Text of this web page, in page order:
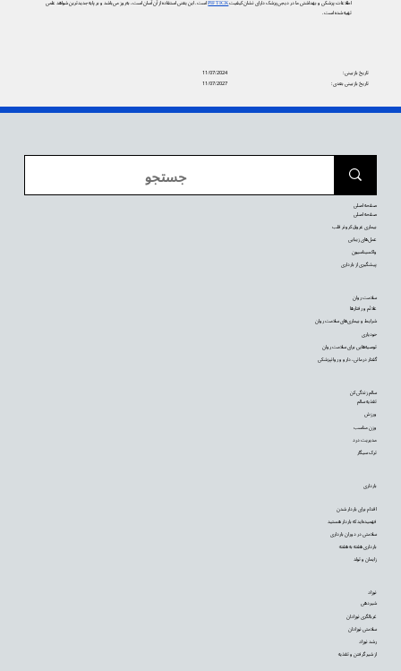
اطلاعات پزشکی و بهداشتی ما در دیجی‌پزشک دارای نشان کیفیتPIF TICKاست. این یعنی استفاده از آن آسان است، به‌روز می‌باشد و بر پایه جدیدترین شواهد علمی
تهیه شده است.
11/07/2024
تاریخ بازبینی:
11/07/2027
تاریخ بازبینی بعدی:
نوزاد
شیردهی
غربالگری نوزادان
سلامتی نوزادان
رشد نوزاد
از شیر گرفتن و تغذیه
بارداری
اقدام برای باردار شدن
فهمیده‌اید که باردار هستید
سلامتی در دوران بارداری
بارداری هفته به هفته
زایمان و تولد
سالم زندگی کن
تغذیه سالم
ورزش
وزن مناسب
مدیریت درد
ترک سیگار
سلامت روان
علائم و رفتارها
شرایط و بیماری‌های سلامت روان
خودیاری
توصیه‌‌هایی برای سلامت روان
گفتار درمانی، دارو و روانپزشکی
صفحه اصلی
صفحه اصلی
بیماری عروق کرونر قلب
عمل‌های زیبایی
واکسیناسیون
پیشگیری از بارداری